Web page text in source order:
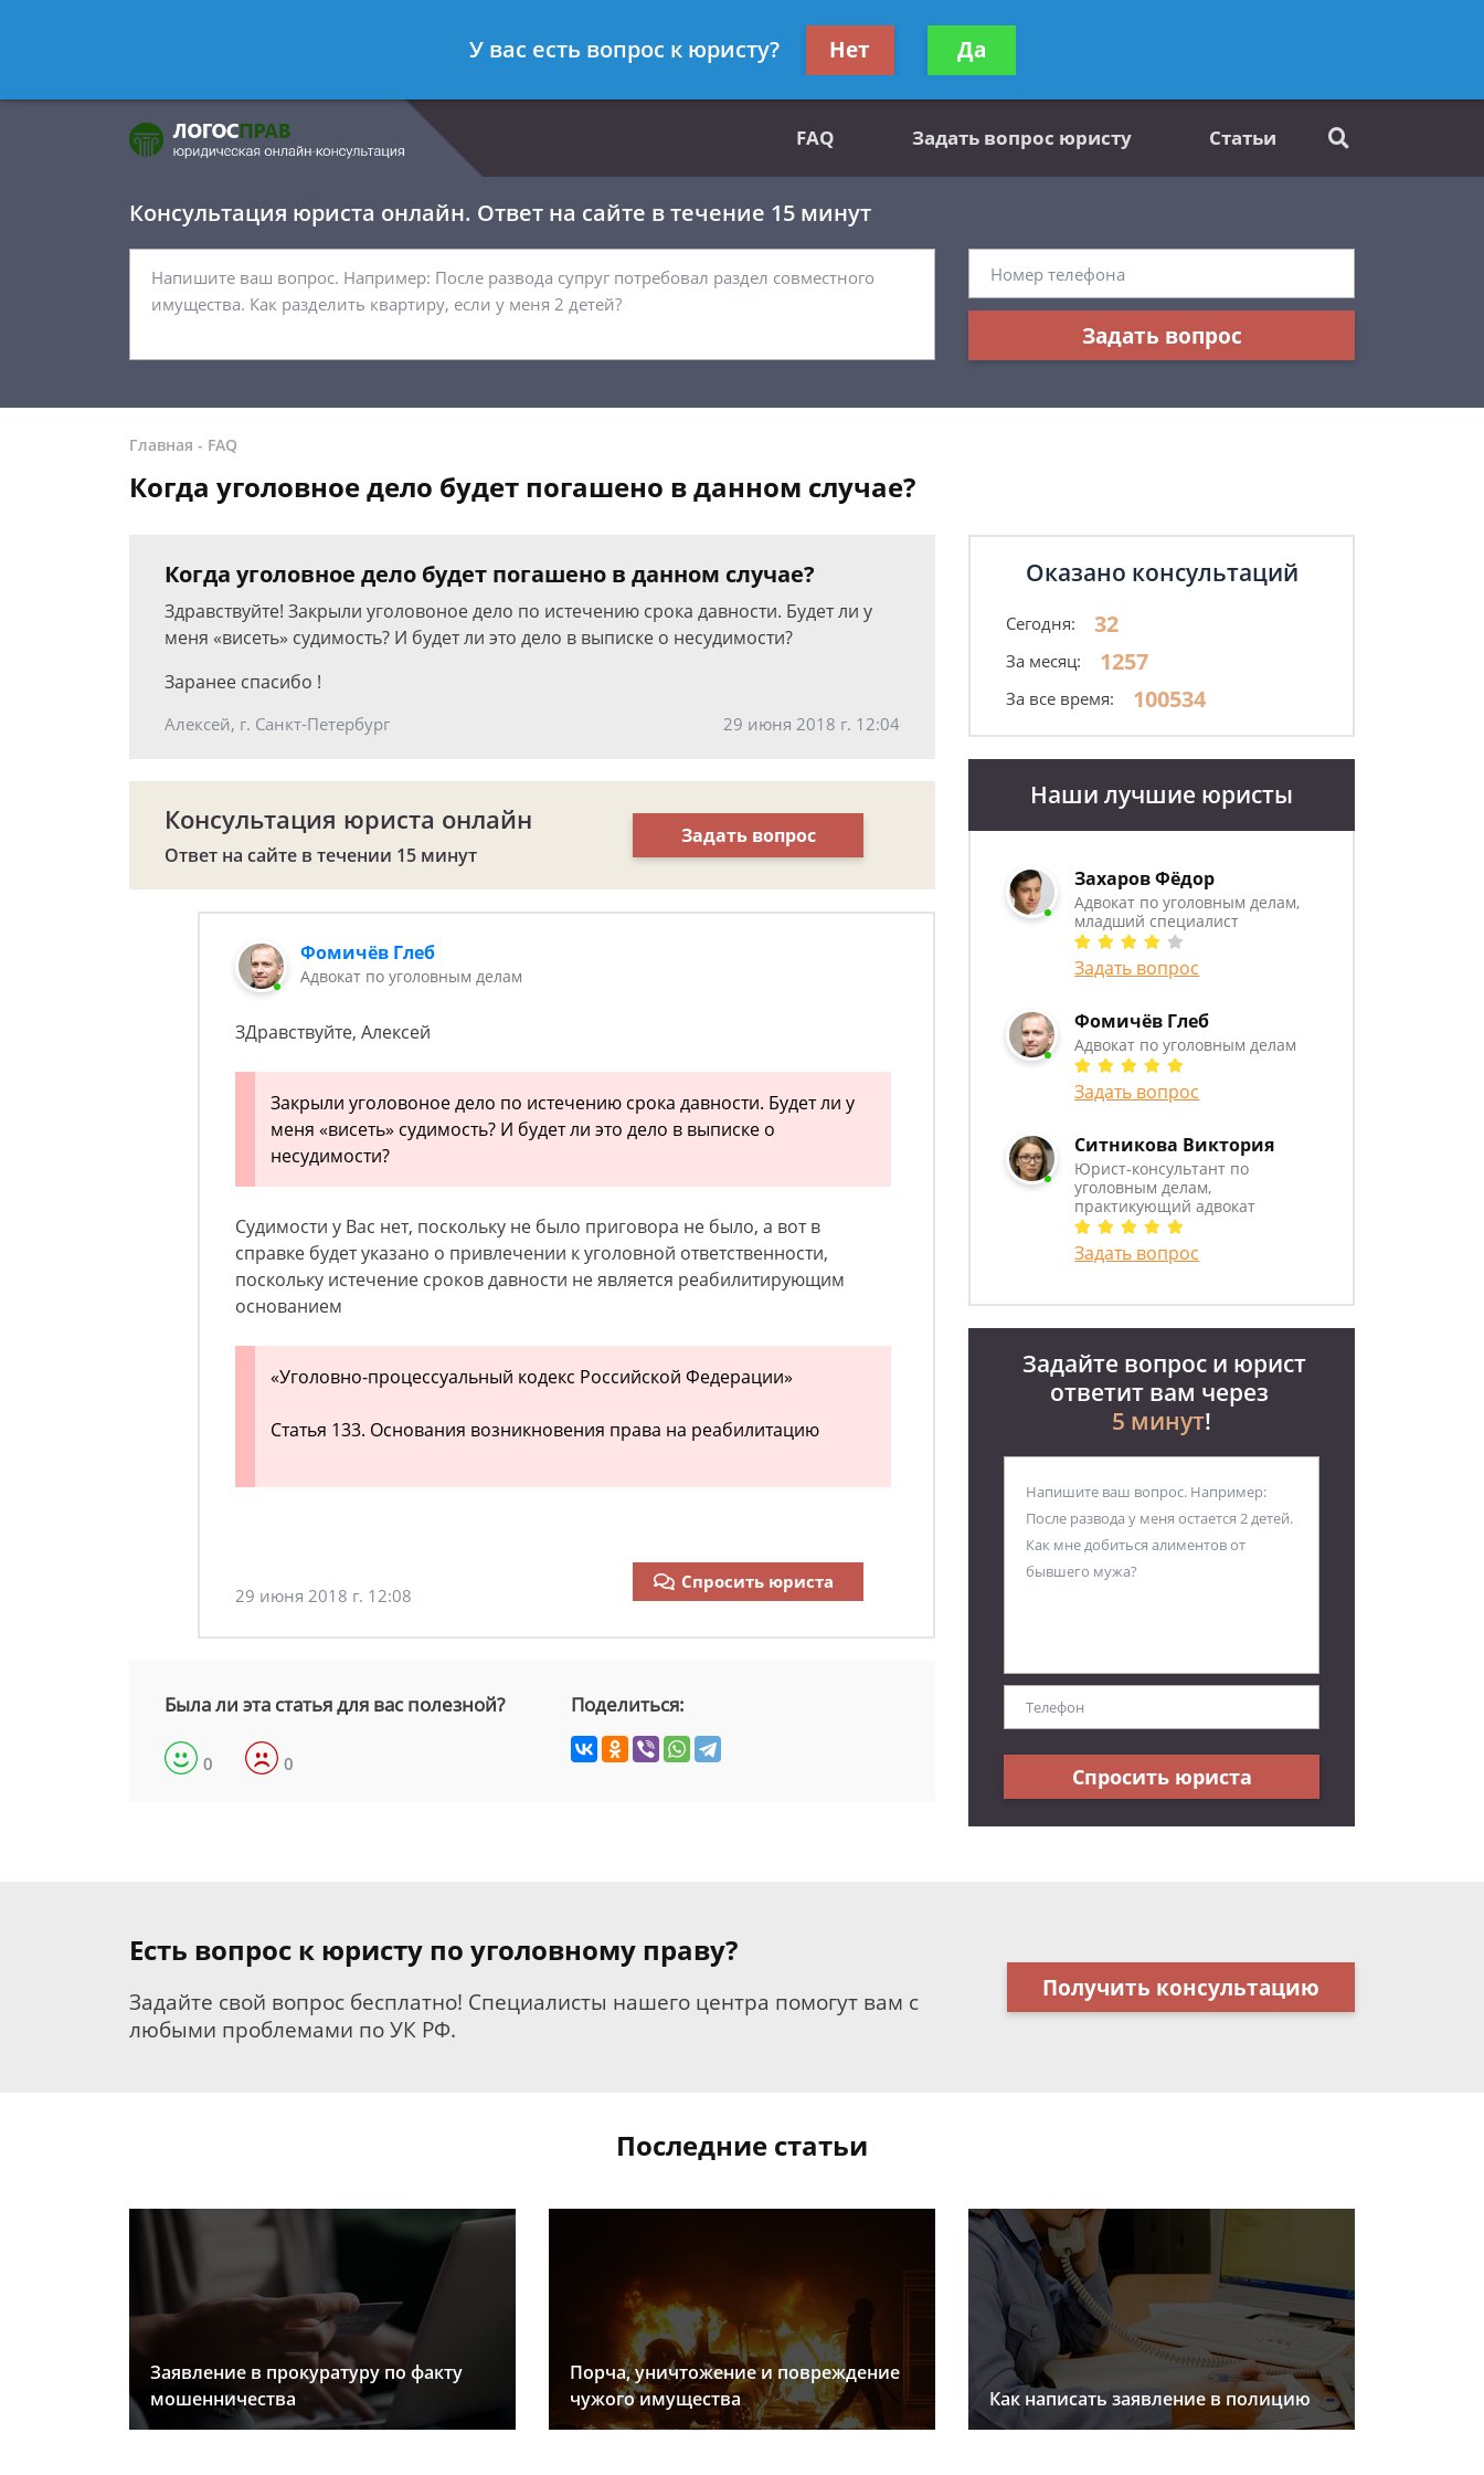
- Адвокат по уголовным делам
Получите консультацию
бесплатно
FAQ Задать вопрос юристу Статьи
Консультация юриста онлайн. Ответ на сайте в течение 15 минут
Задать вопрос
Главная - FAQ
Когда уголовное дело будет погашено в данном случае?
Когда уголовное дело будет погашено в данном случае?
Здравствуйте! Закрыли уголовоное дело по истечению срока давности. Будет ли у
меня «висеть» судимость? И будет ли это дело в выписке о несудимости?
Заранее спасибо !
Алексей, г. Санкт-Петербург 29 июня 2018 г. 12:04
Консультация юриста онлайн
Ответ на сайте в течении 15 минут
Задать вопрос
Фомичёв Глеб
Адвокат по уголовным делам
ЗДравствуйте, Алексей
Закрыли уголовоное дело по истечению срока давности. Будет ли у
меня «висеть» судимость? И будет ли это дело в выписке о
несудимости?
Судимости у Вас нет, поскольку не было приговора не было, а вот в
справке будет указано о привлечении к уголовной ответственности,
поскольку истечение сроков давности не является реабилитирующим
основанием
«Уголовно-процессуальный кодекс Российской Федерации»
Статья 133. Основания возникновения права на реабилитацию
29 июня 2018 г. 12:08
Спросить юриста
Была ли эта статья для вас полезной?
0 0
Поделиться:
Оказано консультаций
Сегодня: 32
За месяц: 1257
За все время: 100534
Наши лучшие юристы
Захаров Фёдор
Адвокат по уголовным делам,
младший специалист
Задать вопрос
Фомичёв Глеб
Адвокат по уголовным делам
Задать вопрос
Ситникова Виктория
Юрист-консультант по
уголовным делам,
практикующий адвокат
Задать вопрос
Задайте вопрос и юрист
ответит вам через
5 минут!
Спросить юриста
Есть вопрос к юристу по уголовному праву?
Задайте свой вопрос бесплатно! Специалисты нашего центра помогут вам с
любыми проблемами по УК РФ.
Получить консультацию
Последние статьи
Заявление в прокуратуру по факту
мошенничества
Порча, уничтожение и повреждение
чужого имущества
Как написать заявление в полицию
У вас есть вопрос к юристу? Нет Да